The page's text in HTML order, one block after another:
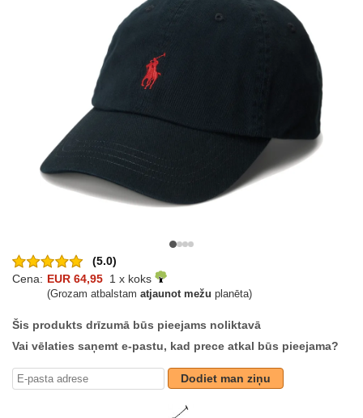
(5.0)
Cena: EUR 64,95 1 x koks
(Grozam atbalstam atjaunot mežu planēta)
Šis produkts drīzumā būs pieejams noliktavā
Vai vēlaties saņemt e-pastu, kad prece atkal būs pieejama?
Dodiet man ziņu